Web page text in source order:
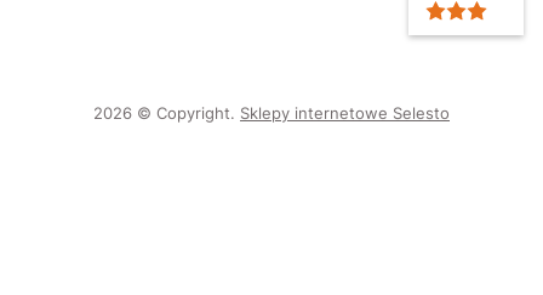
2026 © Copyright. Sklepy internetowe Selesto